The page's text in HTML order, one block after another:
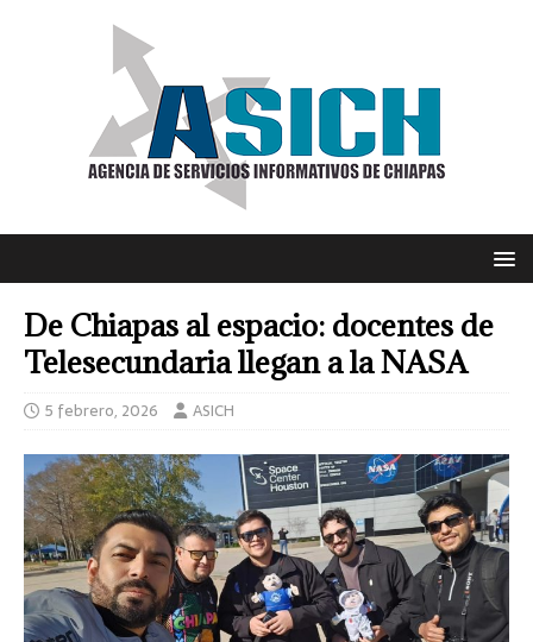
De Chiapas al espacio: docentes de
Telesecundaria llegan a la NASA
5 febrero, 2026 ASICH